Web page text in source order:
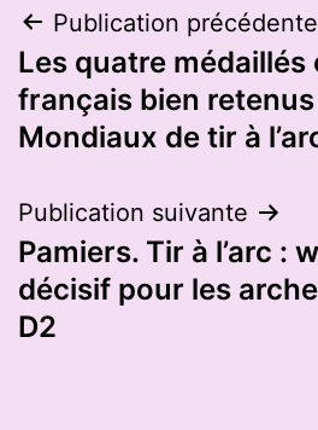
Navigation
de
l’article
Publication précédente
Les quatre
français bien
Mondiaux de tir à
Publication suivante
Pamiers. Tir à l’arc :
décisif pour les
D2